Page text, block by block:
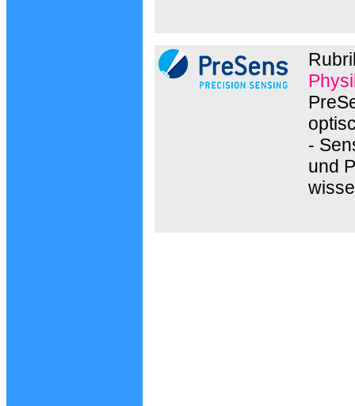
-
und